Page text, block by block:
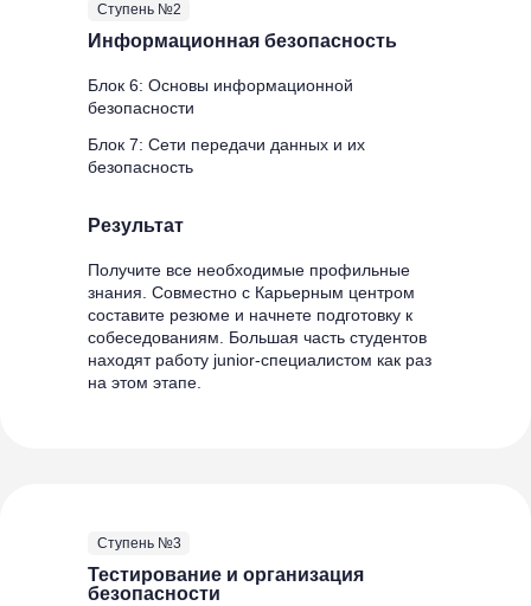
Информационная безопасность
Ступень №2
Блок 6: Основы информационной
безопасности
Блок 7: Сети передачи данных и их
безопасность
Результат
Получите все необходимые профильные
знания. Совместно с Карьерным центром
составите резюме и начнете подготовку к
собеседованиям. Большая часть студентов
находят работу junior-специалистом как раз
на этом этапе.
Тестирование и организация
безопасности
Ступень №3